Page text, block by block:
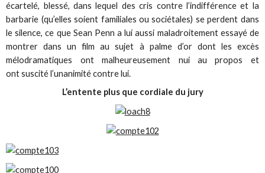
écartelé, blessé, dans lequel des cris contre l’indifférence et la
barbarie (qu’elles soient familiales ou sociétales) se perdent dans
le silence, ce que Sean Penn a lui aussi maladroitement essayé de
montrer dans un film au sujet à palme d’or dont les excès
mélodramatiques ont malheureusement nui au propos et
ont suscité l’unanimité contre lui.
L’entente plus que cordiale du jury